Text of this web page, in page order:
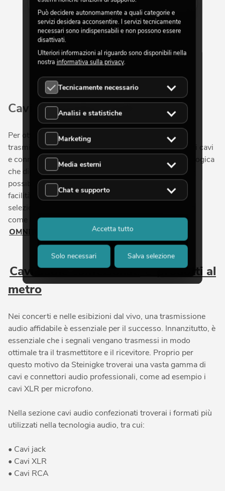
Mostra di più
Cavi e connettori audio
Per ottenere segnali audio di qualità e garantire una
trasmissione professionale del suono, sono necessari cavi
e connettori audio adeguati. La trasmissione (sia analogica
che digitale) avviene tramite i connettori, con i quali è
possibile collegare tra loro diversi dispositivi in tutta
facilità. Nel nostro negozio online troverai un'ampia
selezione di adattatori audio e cavi di marchi rinomati
come HICON e SCHILL, oltre ai nostri brand
OMNITRONIC
PSSO.
Cavi audio confezionatieprodotti al
metro
Nei concerti e nelle esibizioni dal vivo, una trasmissione
audio affidabile è essenziale per il successo. Innanzitutto, è
essenziale che i segnali vengano trasmessi in modo
ottimale tra il trasmettitore e il ricevitore. Proprio per
questo motivo da Steinigke troverai una vasta gamma di
cavi e connettori audio professionali, come ad esempio i
cavi XLR per microfono.
Nella sezione cavi audio confezionati troverai i formati più
utilizzati nella tecnologia audio, tra cui:
• Cavi jack
• Cavi XLR
• Cavi RCA
Può decidere autonomamente a quali categorie e
servizi desidera acconsentire. I servizi tecnicamente
necessari sono indispensabili e non possono essere
disattivati.
Ulteriori informazioni al riguardo sono disponibili nella
nostra informativa sulla privacy.
Tecnicamente necessario
Analisi e statistiche
Marketing
Media esterni
Chat e supporto
Solo necessari Salva selezione
Accetta tutto